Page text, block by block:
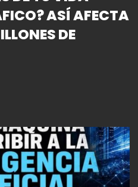
ASÍ AFECTA
DE